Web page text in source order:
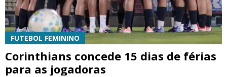
FUTEBOL FEMININO
Corinthians concede 15 dias de férias
para as jogadoras